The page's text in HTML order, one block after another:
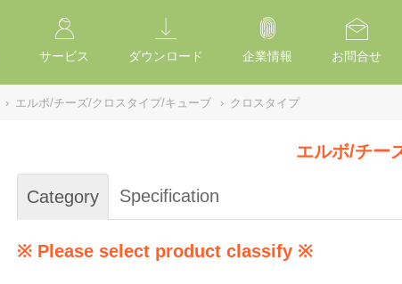
サービス ダウンロード 企業情報 お問合せ
› エルボ/チーズ/クロスタイプ/キューブ › クロスタイプ
エルボ/チー
Category Specification
※ Please select product classify ※